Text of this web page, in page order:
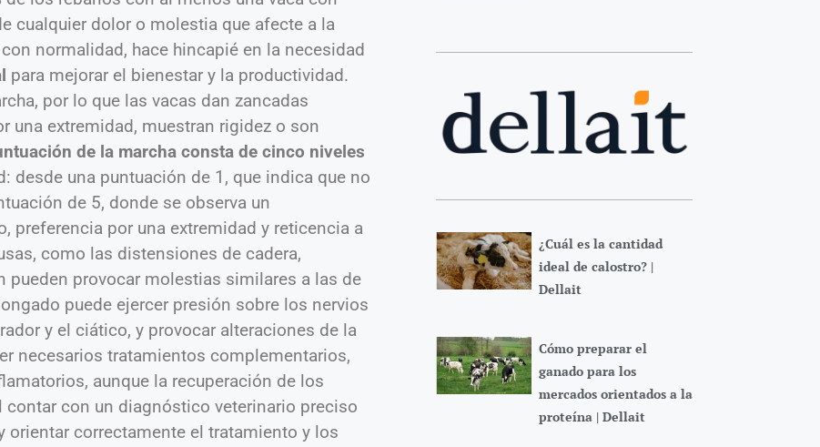
cualquier dolor o molestia que afecte a la
normalidad, hace hincapié en la necesidad
para mejorar el bienestar y la productividad.
por lo que las vacas dan zancadas
una extremidad, muestran rigidez o son
de la marcha consta de cinco niveles
desde una puntuación de 1, que indica que no
de 5, donde se observa un
preferencia por una extremidad y reticencia a
como las distensiones de cadera,
pueden provocar molestias similares a las de
puede ejercer presión sobre los nervios
y el ciático, y provocar alteraciones de la
necesarios tratamientos complementarios,
aunque la recuperación de los
contar con un diagnóstico veterinario preciso
orientar correctamente el tratamiento y los
¿Cuál es la cantidad
ideal de calostro? |
Dellait
Cómo preparar el
ganado para los
mercados orientados a la
proteína | Dellait